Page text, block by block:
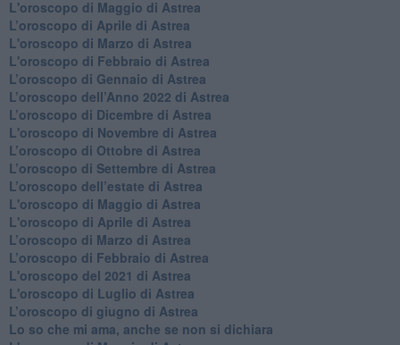
L'oroscopo di Maggio di Astrea
​L’oroscopo di Aprile di Astrea
L'oroscopo di Marzo di Astrea
L'oroscopo di Febbraio di Astrea
​L’oroscopo di Gennaio di Astrea
​L’oroscopo dell’Anno 2022 di Astrea
​L’oroscopo di Dicembre di Astrea
L'oroscopo di Novembre di Astrea
​L’oroscopo di Ottobre di Astrea
​L’oroscopo di Settembre di Astrea
L’oroscopo dell’estate di Astrea
L'oroscopo di Maggio di Astrea
L'oroscopo di Aprile di Astrea
​L’oroscopo di Marzo di Astrea
​L’oroscopo di Febbraio di Astrea
L'oroscopo del 2021 di Astrea
L'oroscopo di Luglio di Astrea
​L’oroscopo di giugno di Astrea
​Lo so che mi ama, anche se non si dichiara